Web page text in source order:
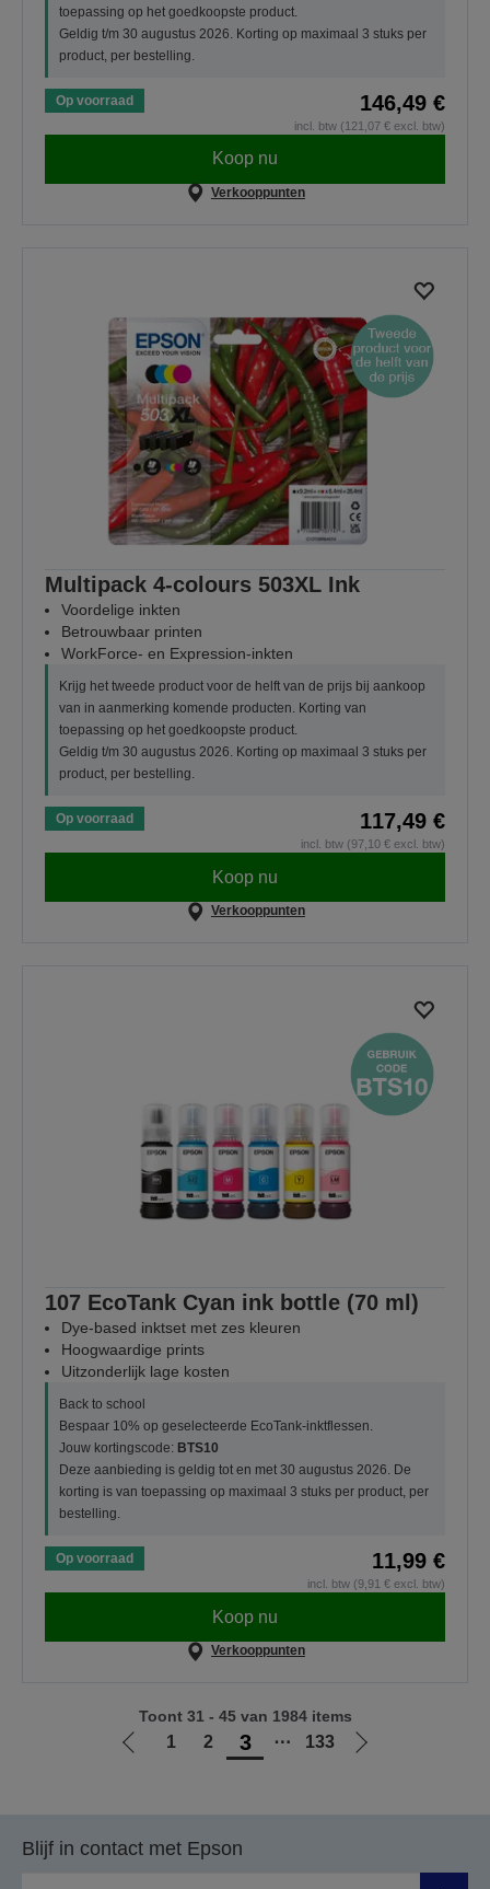
toepassing op het goedkoopste product.
Geldig t/m 30 augustus 2026. Korting op maximaal 3 stuks per
product, per bestelling.
Op voorraad 146,49 €
incl. btw (121,07 € excl. btw)
Koop nu
Verkooppunten
Multipack 4-colours 503XL Ink
Voordelige inkten
Betrouwbaar printen
WorkForce- en Expression-inkten
Krijg het tweede product voor de helft van de prijs bij aankoop
van in aanmerking komende producten. Korting van
toepassing op het goedkoopste product.
Geldig t/m 30 augustus 2026. Korting op maximaal 3 stuks per
product, per bestelling.
Op voorraad 117,49 €
incl. btw (97,10 € excl. btw)
Koop nu
Verkooppunten
107 EcoTank Cyan ink bottle (70 ml)
Dye-based inktset met zes kleuren
Hoogwaardige prints
Uitzonderlijk lage kosten
Back to school
Bespaar 10% op geselecteerde EcoTank-inktflessen.
Jouw kortingscode: BTS10
Deze aanbieding is geldig tot en met 30 augustus 2026. De
korting is van toepassing op maximaal 3 stuks per product, per
bestelling.
Op voorraad 11,99 €
incl. btw (9,91 € excl. btw)
Koop nu
Verkooppunten
Ga
1 2 3 ⋯ 133
Ga
Toont 31 - 45 van 1984 items
Blijf in contact met Epson